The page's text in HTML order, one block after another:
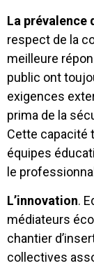
La prévalence
respect de la
meilleure
public ont
exigences
prima de la
Cette capacité
équipes
le
L’innovation.
médiateurs
chantier
collectives